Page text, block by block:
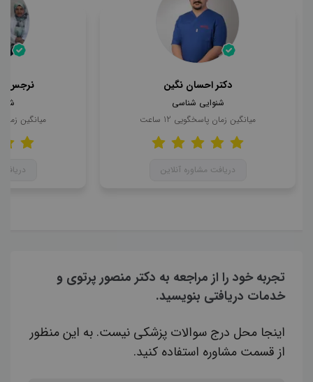
دکتر احسان نگین
شنوایی شناسی
میانگین زمان پاسخگویی 12 ساعت
دریافت مشاوره آنلاین
نرجس
میانگین
تجربه خود را از مراجعه به دکتر منصور پرتوی و
خدمات دریافتی بنویسید.
اینجا محل درج سوالات پزشکی نیست. به این منظور
از قسمت مشاوره استفاده کنید.